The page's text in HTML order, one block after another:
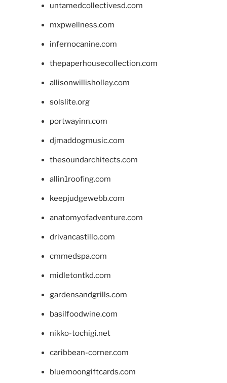
untamedcollectivesd.com
mxpwellness.com
infernocanine.com
thepaperhousecollection.com
allisonwillisholley.com
solslite.org
portwayinn.com
djmaddogmusic.com
thesoundarchitects.com
allin1roofing.com
keepjudgewebb.com
anatomyofadventure.com
drivancastillo.com
cmmedspa.com
midletontkd.com
gardensandgrills.com
basilfoodwine.com
nikko-tochigi.net
caribbean-corner.com
bluemoongiftcards.com